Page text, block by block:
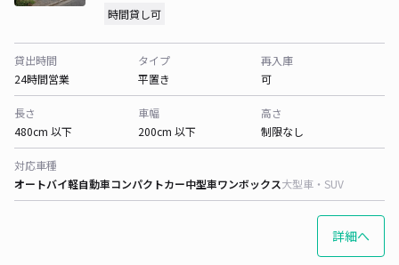
時間貸し可
貸出時間
24時間営業
タイプ
平置き
再入庫
可
長さ
480cm 以下
車幅
200cm 以下
高さ
制限なし
対応車種
オートバイ軽自動車コンパクトカー中型車ワンボックス大型車・SUV
詳細へ